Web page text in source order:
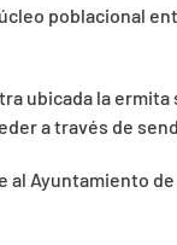
poblacional
ubicada la
a través de
al Ayuntamiento